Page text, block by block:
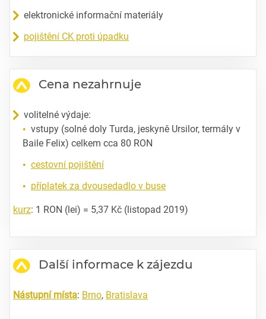
elektronické informační materiály
pojištění CK proti úpadku
Cena nezahrnuje
volitelné výdaje:
vstupy (solné doly Turda, jeskyně Ursilor, termály v
Baile Felix) celkem cca 80 RON
cestovní pojištění
příplatek za dvousedadlo v buse
kurz: 1 RON (lei) = 5,37 Kč (listopad 2019)
Další informace k zájezdu
Nástupní místa: Brno, Bratislava